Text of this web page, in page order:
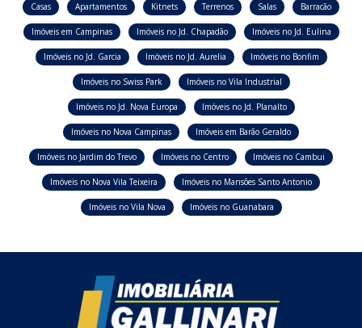
Casas Apartamentos Kitnets Terrenos Salas Barracão
Imóveis em Campinas Imóveis no Jd. Chapadão Imóveis no Jd. Eulina
Imóveis no Jd. Garcia Imóveis no Jd. Aurelia Imóveis no Bonfim
Imóveis no Swiss Park Imóveis no Vila Industrial
Imóveis no Jd. Nova Europa Imóveis no Jd. Planalto
Imóveis no Nova Campinas Imóveis em Barão Geraldo
Imóveis no Jardim do Trevo Imóveis no Centro Imóveis no Cambui
Imóveis no Nova Vila Teixeira Imóveis no Mansões Santo Antonio
Imóveis no Vila Nova Imóveis no Guanabara